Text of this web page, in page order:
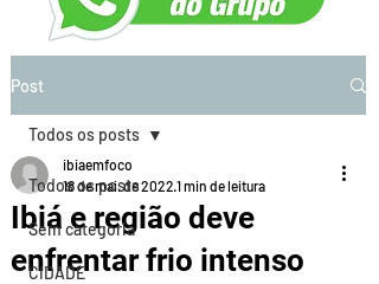
Post
Todos os posts
Sem categoria
CIDADE
Todos os posts
Ibiá e região deve
enfrentar frio intenso
ibiaemfoco
18 de mai. de 2022 1 min de leitura